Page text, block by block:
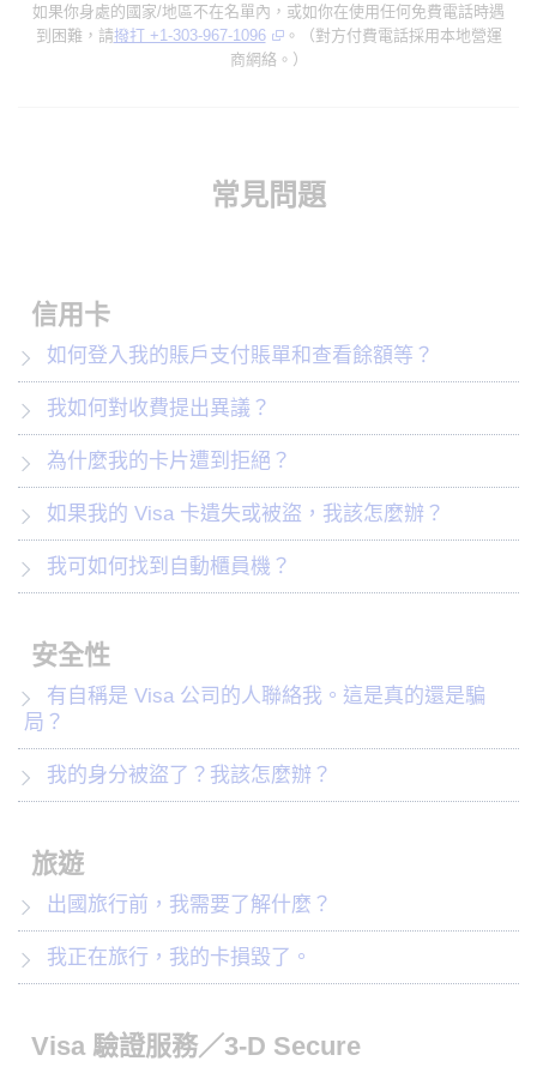
如果你身處的國家/地區不在名單內，或如你在使用任何免費電話時遇
到困難，請撥打 +1-303-967-1096
。（對方付費電話採用本地營運
商網絡。）
常見問題
信用卡
如何登入我的賬戶支付賬單和查看餘額等？
我如何對收費提出異議？
為什麼我的卡片遭到拒絕？
如果我的 Visa 卡遺失或被盜，我該怎麼辦？
我可如何找到自動櫃員機？
安全性
局？
我的身分被盜了？我該怎麼辦？
旅遊
出國旅行前，我需要了解什麼？
我正在旅行，我的卡損毀了。
Visa 驗證服務／3-D Secure